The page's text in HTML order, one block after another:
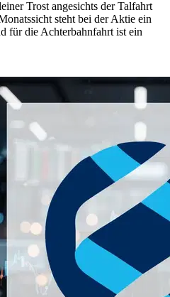
Trost angesichts der Talfahrt
steht bei der Aktie ein
für die Achterbahnfahrt ist ein